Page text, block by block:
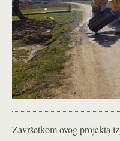
Završetkom ovog projekta